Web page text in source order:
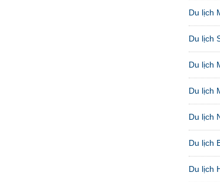
Du lịch
Du lịch
Du lịch
Du lịch
Du lịch
Du lịch
Du lịch